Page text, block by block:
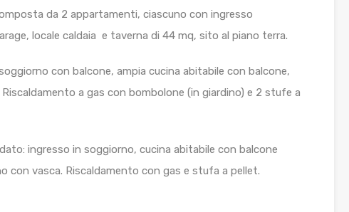
da 2 appartamenti, ciascuno con ingresso
locale caldaia e taverna di 44 mq, sito al piano terra.
con balcone, ampia cucina abitabile con balcone,
a gas con bombolone (in giardino) e 2 stufe a
ingresso in soggiorno, cucina abitabile con balcone
con vasca. Riscaldamento con gas e stufa a pellet.